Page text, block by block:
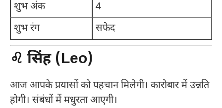
शुभ अंक
4
शुभ रंग
सफेद
♌ सिंह (Leo)
आज आपके प्रयासों को पहचान मिलेगी। कारोबार में उन्नति
होगी। संबंधों में मधुरता आएगी।